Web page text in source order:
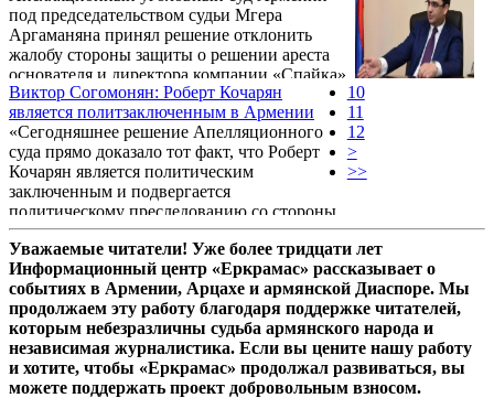
Заявил радио Азатутюн адвокат бывшего
президента Армении Роберта Кочаряна
Арам Орбелян.
под председательством судьи Мгера
Аргаманяна принял решение отклонить
жалобу стороны защиты о решении ареста
основателя и директора компании «Спайка»
Давида Казаряна и ходатайство стороны
защиты об освобождении его под залог. Об
этом 30 апреля в беседе журналистами
заявил адвоката Казаряна Карен Сардарян.
Виктор Согомонян: Роберт Кочарян
является политзаключенным в Армении
«Сегодняшнее решение Апелляционного
суда прямо доказало тот факт, что Роберт
Кочарян является политическим
заключенным и подвергается
политическому преследованию со стороны
новых властей», – заявил в интервью
«Пятому каналу» руководитель офиса
второго президента Армении Роберта
Кочаряна – Виктор Согомонян,
комментируя обнародованное сегодня
решение суда.
10
11
12
>
>>
Уважаемые читатели! Уже более тридцати лет
Информационный центр «Еркрамас» рассказывает о
событиях в Армении, Арцахе и армянской Диаспоре. Мы
продолжаем эту работу благодаря поддержке читателей,
которым небезразличны судьба армянского народа и
независимая журналистика. Если вы цените нашу работу
и хотите, чтобы «Еркрамас» продолжал развиваться, вы
можете поддержать проект добровольным взносом.